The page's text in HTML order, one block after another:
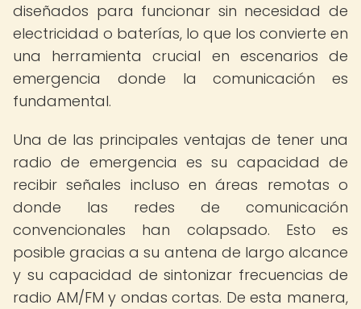
diseñados para funcionar sin necesidad de
electricidad o baterías, lo que los convierte en
una herramienta crucial en escenarios de
emergencia donde la comunicación es
fundamental.
Una de las principales ventajas de tener una
radio de emergencia es su capacidad de
recibir señales incluso en áreas remotas o
donde las redes de comunicación
convencionales han colapsado. Esto es
posible gracias a su antena de largo alcance
y su capacidad de sintonizar frecuencias de
radio AM/FM y ondas cortas. De esta manera,